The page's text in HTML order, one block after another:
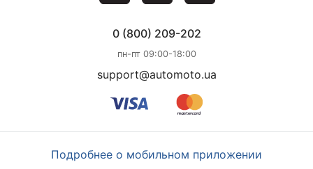
0 (800) 209-202
пн-пт 09:00-18:00
support@automoto.ua
Подробнее о мобильном приложении